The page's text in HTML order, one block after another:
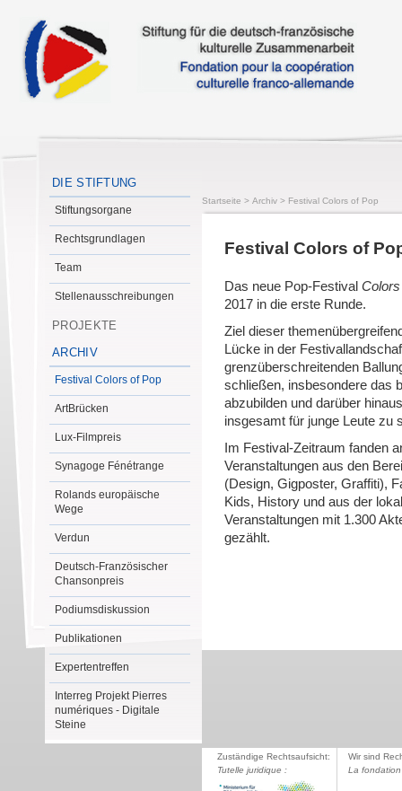
DIE STIFTUNG
Stiftungsorgane
Rechtsgrundlagen
Team
Stellenausschreibungen
PROJEKTE
ARCHIV
Festival Colors of Pop
ArtBrücken
Lux-Filmpreis
Synagoge Fénétrange
Rolands europäische
Wege
Verdun
Deutsch-Französischer
Chansonpreis
Podiumsdiskussion
Publikationen
Expertentreffen
Interreg Projekt Pierres
numériques - Digitale
Steine
Startseite > Archiv > Festival Colors of Pop
Festival Colors of
Das neue Pop-Festival
2017 in die erste Runde.
Ziel dieser
Lücke in der
grenzüberschreitenden
schließen, insbesondere das
abzubilden und darüber
insgesamt für junge Leute zu
Im Festival-Zeitraum fanden
Veranstaltungen aus den
(Design, Gigposter, Graffiti),
Kids, History und aus der
Veranstaltungen mit 1.300
gezählt.
Zuständige Rechtsaufsicht:
Tutelle juridique :
Wir sind
La